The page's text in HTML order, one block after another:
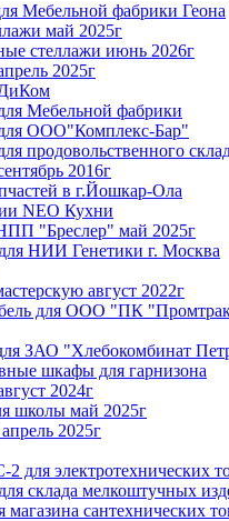
Мебельной фабрики Геона
май 2025г
стеллажи июнь 2026г
2025г
Мебельной фабрики
ООО"Комплекс-Бар"
продовольственного
2016г
в г.Йошкар-Ола
NEO Кухни
"Бреслер" май 2025г
НИИ Генетики г. Москва
август 2022г
для ООО "ПК
ЗАО "Хлебокомбинат
шкафы для гарнизона
2024г
школы май 2025г
2025г
для электротехнических
склада мелкоштучных
сантехнических